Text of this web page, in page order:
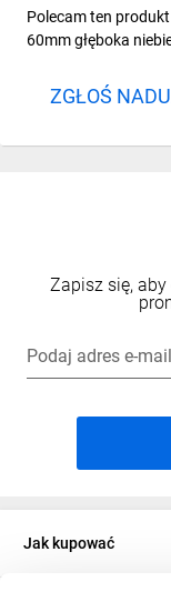
Polecam ten
60mm głęboka
ZGŁOŚ
Zapisz się,
Podaj adres e-mail
Jak kupować